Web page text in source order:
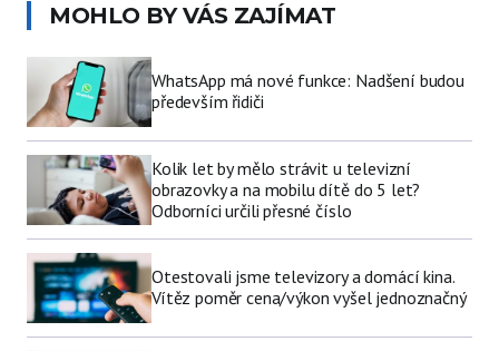
MOHLO BY VÁS ZAJÍMAT
WhatsApp má nové funkce: Nadšení budou
především řidiči
Kolik let by mělo strávit u televizní
obrazovky a na mobilu dítě do 5 let?
Odborníci určili přesné číslo
Otestovali jsme televizory a domácí kina.
Vítěz poměr cena/výkon vyšel jednoznačný